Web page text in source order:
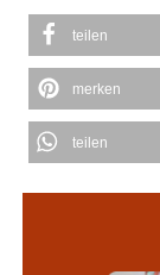
teilen
merken
teilen